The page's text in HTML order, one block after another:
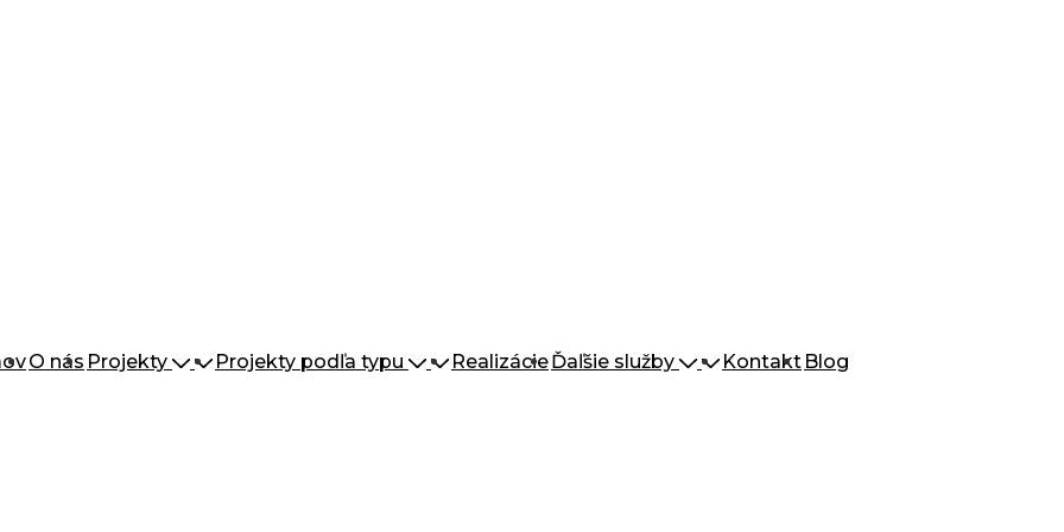
O nás Projekty Projekty podľa typu RealizácieĎaľšie služby Kontakt Blog